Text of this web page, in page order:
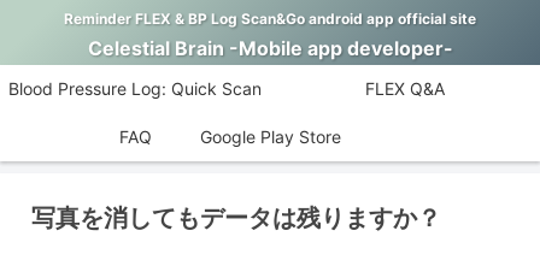
Reminder FLEX & BP Log Scan&Go android app official site
Celestial Brain -Mobile app developer-
Blood Pressure Log: Quick Scan
FAQ
FLEX Q&A
Google Play Store
写真を消してもデータは残りますか？